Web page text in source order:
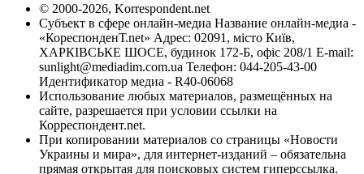
© 2000-2026, Korrespondent.net
Субъект в сфере онлайн-медиа Название онлайн-медиа -
«КореспонденТ.net» Адрес: 02091, місто Київ,
ХАРКІВСЬКЕ ШОСЕ, будинок 172-Б, офіс 208/1 E-mail:
sunlight@mediadim.com.ua Телефон: 044-205-43-00
Идентификатор медиа - R40-06068
Использование любых материалов, размещённых на
сайте, разрешается при условии ссылки на
Корреспондент.net.
При копировании материалов со страницы «Новости
Украины и мира», для интернет-изданий – обязательна
прямая открытая для поисковых систем гиперссылка.